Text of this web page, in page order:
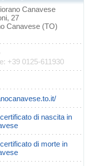
Canavese
27
Canavese (TO)
+39 0125-611930
di nascita in
di morte in